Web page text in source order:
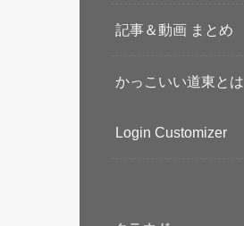
記事＆動画 まとめ
かっこいい道東とは
Login Customizer